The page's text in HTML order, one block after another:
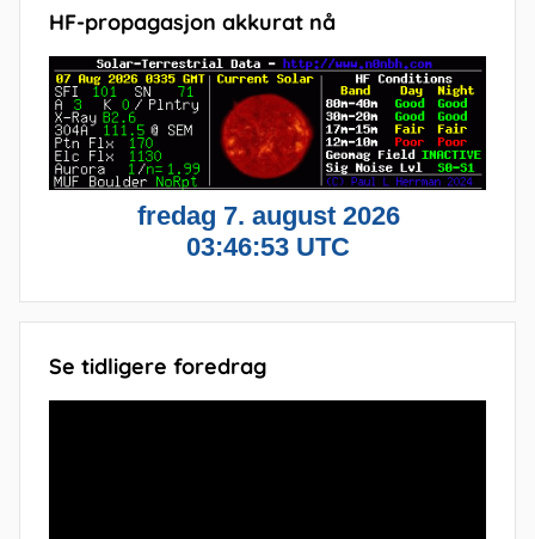
HF-propagasjon akkurat nå
Se tidligere foredrag